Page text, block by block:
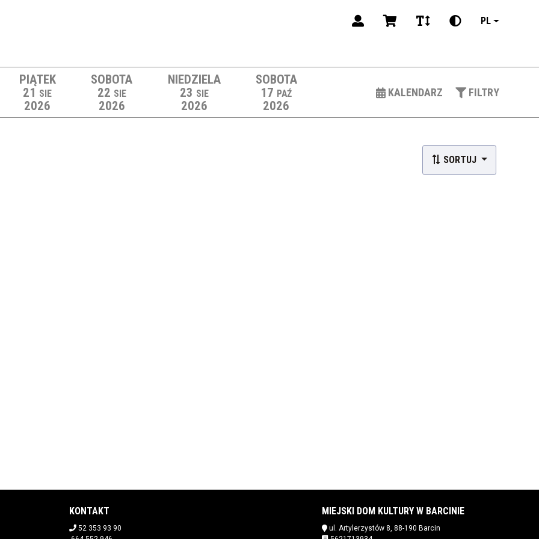
PL
PIĄTEK
21 SIE
2026
SOBOTA
22 SIE
2026
NIEDZIELA
23 SIE
2026
SOBOTA
17 PAŹ
2026
KALENDARZ FILTRY
SORTUJ
KONTAKT
52 353 93 90
MIEJSKI DOM KULTURY W BARCINIE
ul. Artylerzystów 8, 88-190 Barcin